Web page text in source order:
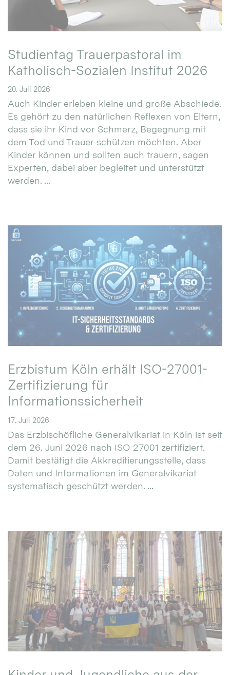
Studientag Trauerpastoral im
Katholisch-Sozialen Institut 2026
20. Juli 2026
Auch Kinder erleben kleine und große Abschiede.
Es gehört zu den natürlichen Reflexen von Eltern,
dass sie ihr Kind vor Schmerz, Begegnung mit
dem Tod und Trauer schützen möchten. Aber
Kinder können und sollten auch trauern, sagen
Experten, dabei aber begleitet und unterstützt
werden. ...
Erzbistum Köln erhält ISO-27001-
Zertifizierung für
Informationssicherheit
17. Juli 2026
Das Erzbischöfliche Generalvikariat in Köln ist seit
dem 26. Juni 2026 nach ISO 27001 zertifiziert.
Damit bestätigt die Akkreditierungsstelle, dass
Daten und Informationen im Generalvikariat
systematisch geschützt werden. ...